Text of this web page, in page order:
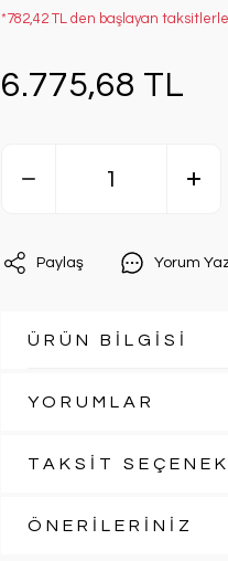
*782,42 TL den başlayan
6.775,68 TL
Paylaş Yorum
ÜRÜN BİLGİSİ
YORUMLAR
TAKSİT
ÖNERİLERİNİZ